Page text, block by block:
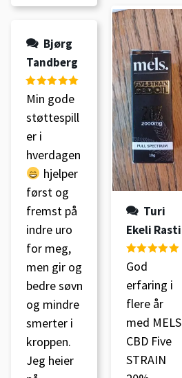
Ekeli Rasti
Vurdert
God
erfaring i
flere år
med MELS
CBD Five
STRAIN
Tandberg
Vurdert5 av
Min gode
støttespill
er i
hverdagen
hjelper
først og
fremst på
indre uro
for meg,
men gir og
bedre søvn
og mindre
smerter i
kroppen.
Jeg heier